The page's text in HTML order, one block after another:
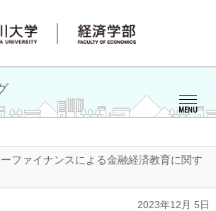
MENU
ファイナンスによる金融経済教育に関す
2023年12月 5日